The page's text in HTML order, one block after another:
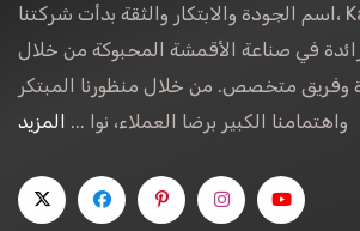
اسم الجودة والابتكار والثقة بدأت شركتنا، Kabin Tekstil،
في صناعة الأقمشة المحبوكة من خلال
وفريق متخصص. من خلال منظورنا المبتكر
واهتمامنا الكبير برضا العملاء، نوا ... المزيد